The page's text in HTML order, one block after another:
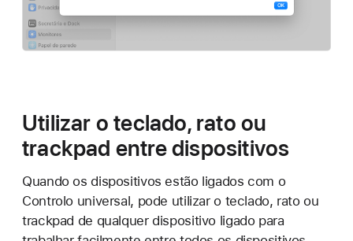
Utilizar o teclado, rato ou
trackpad entre dispositivos
Quando os dispositivos estão ligados com o
Controlo universal, pode utilizar o teclado, rato ou
trackpad de qualquer dispositivo ligado para